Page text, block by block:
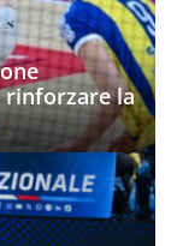
rinforzare la